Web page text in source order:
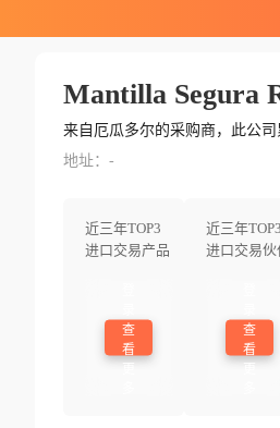
来自厄瓜多尔的采购商，此公
地址：-
近三年TOP3
进口交易产品
查
看
近三年TOP3
进口交易伙
查
看